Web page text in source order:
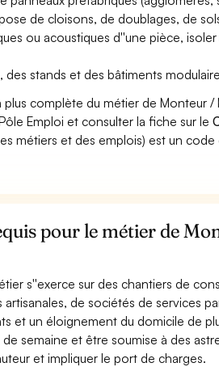
de cloisons, de doublages, de
ou acoustiques d''une pièce,
des stands et des bâtiments
complète du métier de Monteur
Emploi et consulter la fiche sur le
métiers et des emplois) est un
pour le métier de
s''exerce sur des chantiers de
de sociétés de services
et un éloignement du domicile de
semaine et être soumise à des
et impliquer le port de charges.